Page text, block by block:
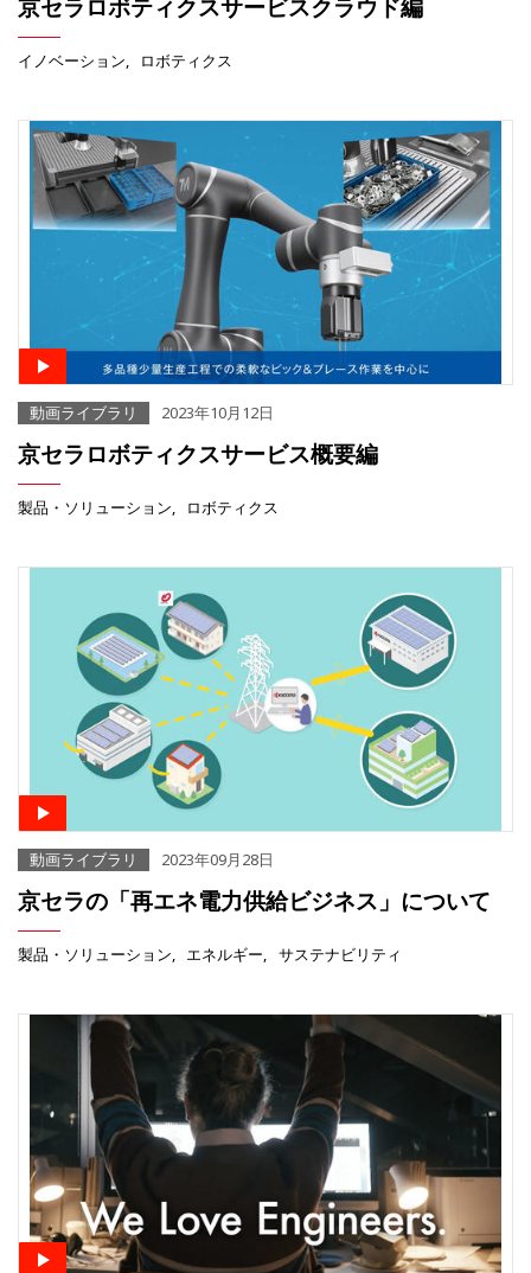
京セラロボティクスサービスクラウド編
イノベーション ロボティクス
動画ライブラリ 2023年10月12日
京セラロボティクスサービス概要編
製品・ソリューション ロボティクス
動画ライブラリ 2023年09月28日
京セラの「再エネ電力供給ビジネス」について
製品・ソリューション エネルギー サステナビリティ